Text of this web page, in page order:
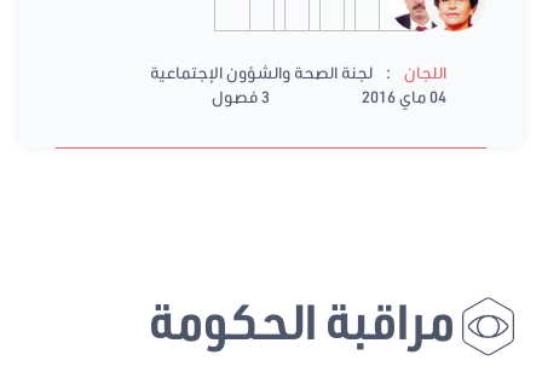
اللجان :
لجنة الصحة والشؤون الإجتماعية
04 ماي 2016
3 فصول
مراقبة الحكومة